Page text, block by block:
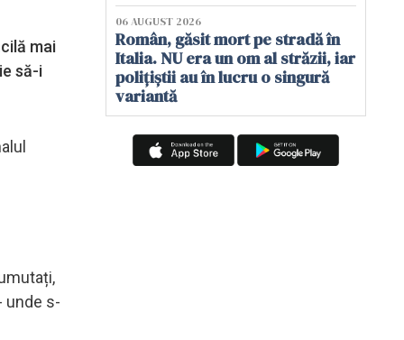
mai
să-i
unde s-
06 AUGUST 2026
Român, găsit mort pe stradă în
Italia. NU era un om al străzii, iar
polițiștii au în lucru o singură
variantă